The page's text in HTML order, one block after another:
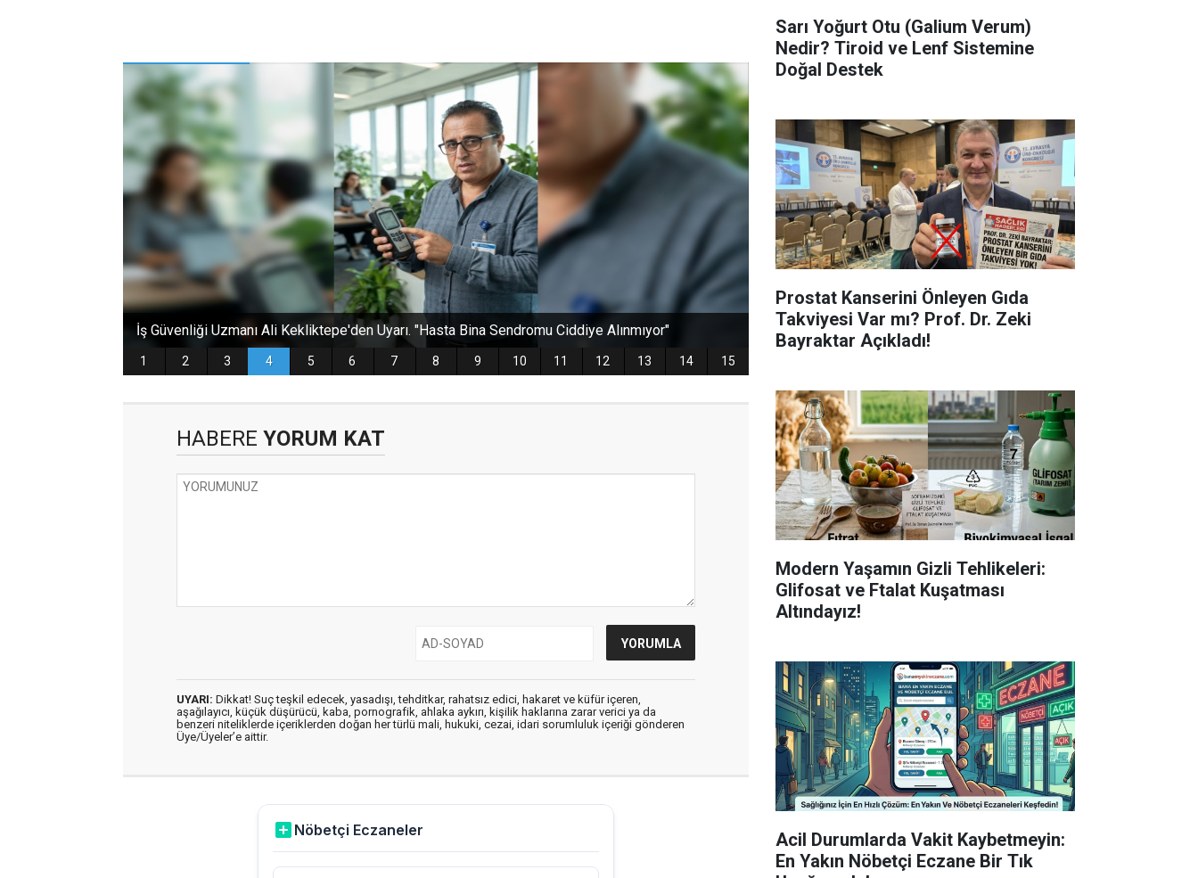
HABERE YORUM KAT
UYARI: Dikkat! Suç teşkil edecek, yasadışı, tehditkar, rahatsız edici, hakaret ve küfür içeren,
aşağılayıcı, küçük düşürücü, kaba, pornografik, ahlaka aykırı, kişilik haklarına zarar verici ya da
benzeri niteliklerde içeriklerden doğan her türlü mali, hukuki, cezai, idari sorumluluk içeriği gönderen
Üye/Üyeler’e aittir.
Sarı Yoğurt Otu (Galium Verum)
Nedir? Tiroid ve Lenf Sistemine
Doğal Destek
Prostat Kanserini Önleyen Gıda
Takviyesi Var mı? Prof. Dr. Zeki
Bayraktar Açıkladı!
Modern Yaşamın Gizli Tehlikeleri:
Glifosat ve Ftalat Kuşatması
Altındayız!
Acil Durumlarda Vakit Kaybetmeyin:
En Yakın Nöbetçi Eczane Bir Tık